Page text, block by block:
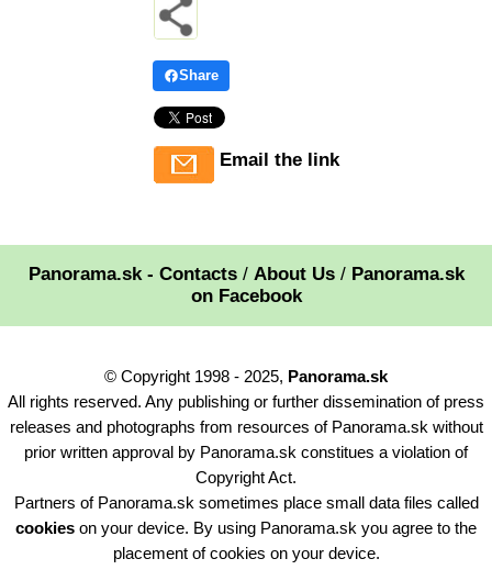
Share
Email the link
Panorama.sk - Contacts/ About Us/ Panorama.sk
on Facebook
© Copyright 1998 - 2025, Panorama.sk
All rights reserved. Any publishing or further dissemination of press
releases and photographs from resources of Panorama.sk without
prior written approval by Panorama.sk constitues a violation of
Copyright Act.
Partners of Panorama.sk sometimes place small data files called
cookies on your device. By using Panorama.sk you agree to the
placement of cookies on your device.